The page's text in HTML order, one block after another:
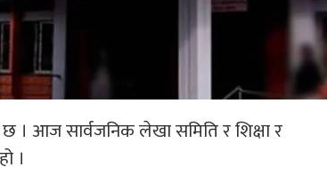
आज सार्वजनिक लेखा समिति र शिक्षा र
।